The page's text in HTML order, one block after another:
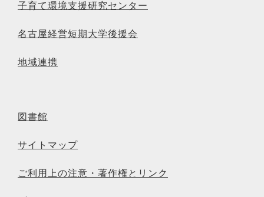
子育て環境支援研究センター
名古屋経営短期大学後援会
地域連携
図書館
サイトマップ
ご利用上の注意・著作権とリンク